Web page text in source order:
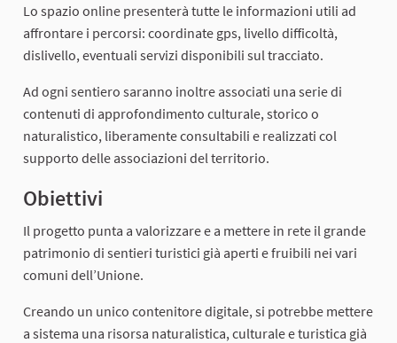
Lo spazio online presenterà tutte le informazioni utili ad
affrontare i percorsi: coordinate gps, livello difficoltà,
dislivello, eventuali servizi disponibili sul tracciato.
Ad ogni sentiero saranno inoltre associati una serie di
contenuti di approfondimento culturale, storico o
naturalistico, liberamente consultabili e realizzati col
supporto delle associazioni del territorio.
Obiettivi
Il progetto punta a valorizzare e a mettere in rete il grande
patrimonio di sentieri turistici già aperti e fruibili nei vari
comuni dell’Unione.
Creando un unico contenitore digitale, si potrebbe mettere
a sistema una risorsa naturalistica, culturale e turistica già